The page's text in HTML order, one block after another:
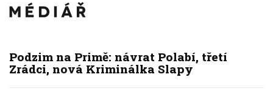
Podzim na Primě: návrat Polabí, třetí
Zrádci, nová Kriminálka Slapy